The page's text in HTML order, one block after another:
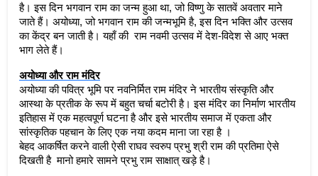
है। इस दिन भगवान राम का जन्म हुआ था, जो विष्णु के सातवें अवतार माने
जाते हैं। अयोध्या, जो भगवान राम की जन्मभूमि है, इस दिन भक्ति और उत्सव
का केंद्र बन जाती है। यहाँ की  राम नवमी उत्सव में देश-विदेश से आए भक्त
भाग लेते हैं।
अयोध्या और राम मंदिर
अयोध्या की पवित्र भूमि पर नवनिर्मित राम मंदिर ने भारतीय संस्कृति और
आस्था के प्रतीक के रूप में बहुत चर्चा बटोरी है। इस मंदिर का निर्माण भारतीय
इतिहास में एक महत्वपूर्ण घटना है और इसे भारतीय समाज में एकता और
सांस्कृतिक पहचान के लिए एक नया कदम माना जा रहा है ।
बेहद आकर्षित करने वाली ऐसी राघव स्वरुप प्रभु श्री राम की प्रतिमा ऐसे
दिखती है  मानो हमारे सामने प्रभु राम साक्षात् खड़े है।